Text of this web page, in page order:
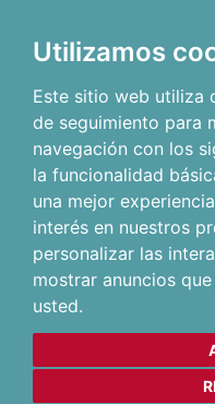
Utilizamos
Este sitio web utiliza
de seguimiento para
navegación con los
la funcionalidad
una mejor
interés en nuestros
personalizar las
mostrar anuncios
usted.